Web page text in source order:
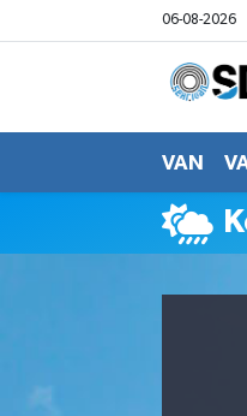
06-08-2026
VAN
Van Nöbetçi
Van Hava Durumu
VAN Namaz
Süper Lig Puan